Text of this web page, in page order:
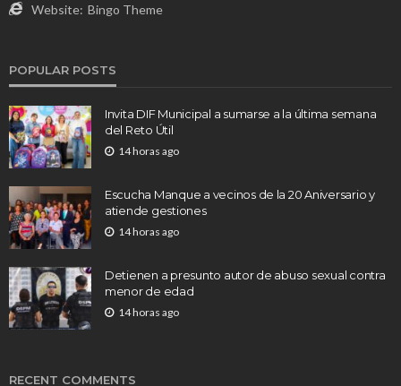
Website: Bingo Theme
POPULAR POSTS
Invita DIF Municipal a sumarse a la última semana
del Reto Útil
14 horas ago
Escucha Manque a vecinos de la 20 Aniversario y
atiende gestiones
14 horas ago
Detienen a presunto autor de abuso sexual contra
menor de edad
14 horas ago
RECENT COMMENTS